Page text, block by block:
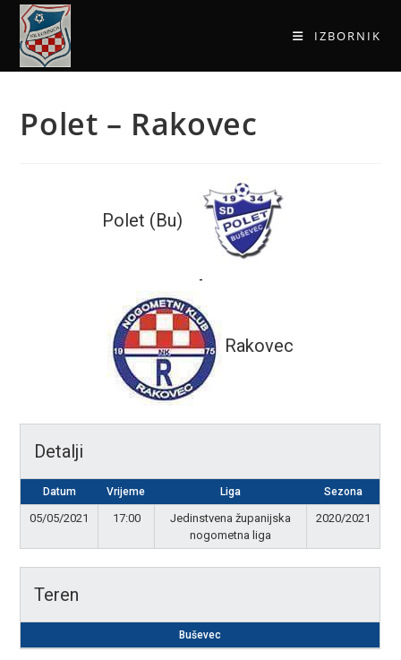
IZBORNIK
Polet – Rakovec
Polet (Bu)
-
Rakovec
Detalji
Datum Vrijeme Liga Sezona
05/05/2021 17:00
Jedinstvena županijska
nogometna liga
2020/2021
Teren
Buševec